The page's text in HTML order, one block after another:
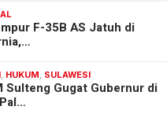
F-35B AS Jatuh di
HUKUM SULAWESI
Sulteng Gugat Gubernur di